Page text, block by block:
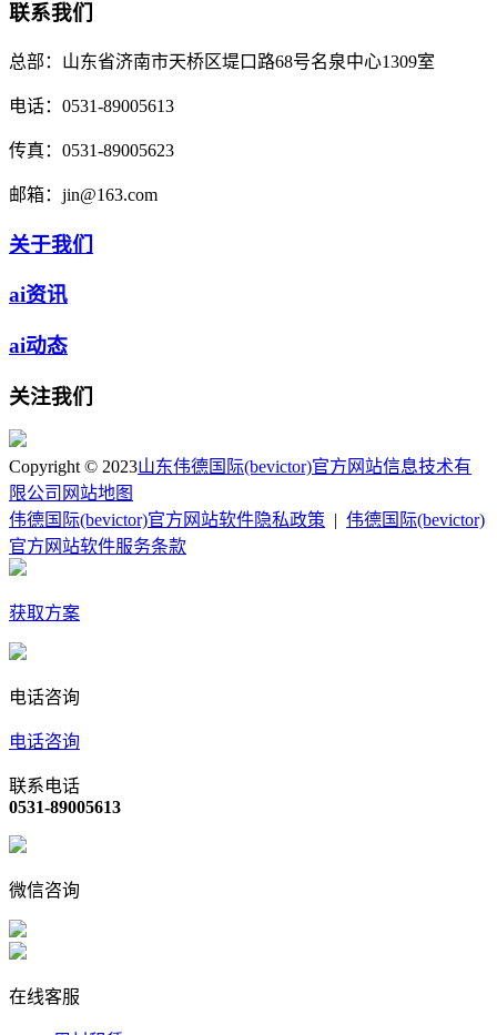
联系我们
总部： 山东省济南市天桥区堤口路68号名泉中心1309室
电话： 0531-89005613
传真： 0531-89005623
邮箱： jin@163.com
关于我们
ai资讯
ai动态
关注我们
Copyright © 2023山东伟德国际(bevictor)官方网站信息技术有
限公司 网站地图
伟德国际(bevictor)官方网站软件隐私政策
伟德国际(bevictor)
官方网站软件服务条款
获取方案
电话咨询
电话咨询
联系电话
0531-89005613
微信咨询
在线客服